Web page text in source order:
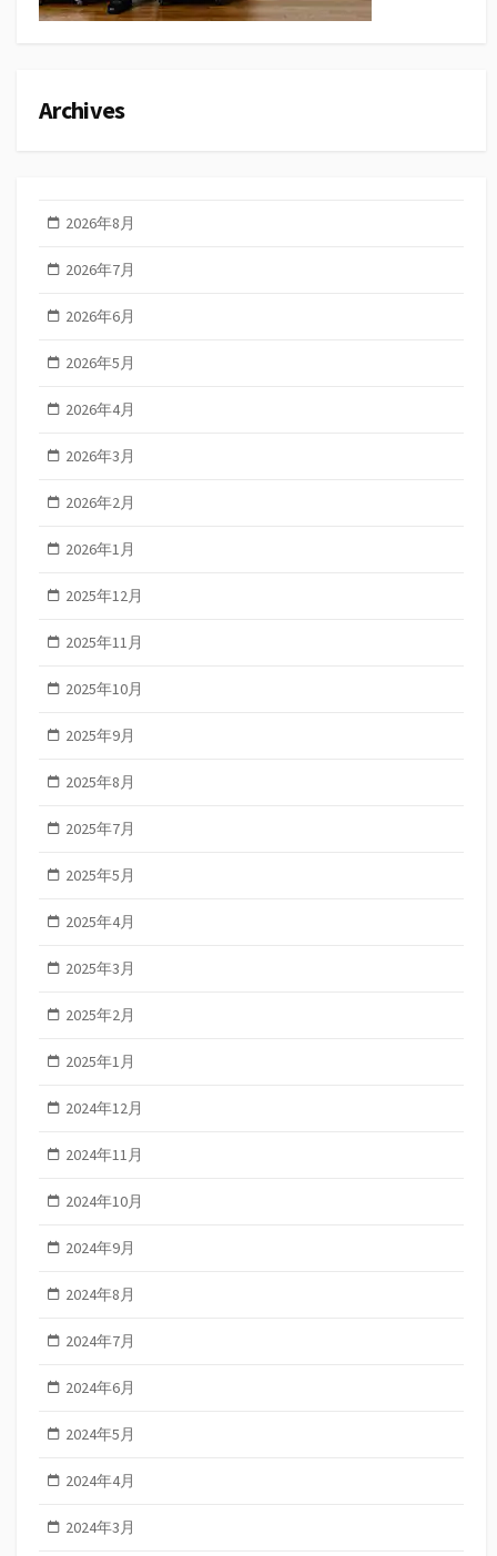
Archives
2026年8月
2026年7月
2026年6月
2026年5月
2026年4月
2026年3月
2026年2月
2026年1月
2025年12月
2025年11月
2025年10月
2025年9月
2025年8月
2025年7月
2025年5月
2025年4月
2025年3月
2025年2月
2025年1月
2024年12月
2024年11月
2024年10月
2024年9月
2024年8月
2024年7月
2024年6月
2024年5月
2024年4月
2024年3月